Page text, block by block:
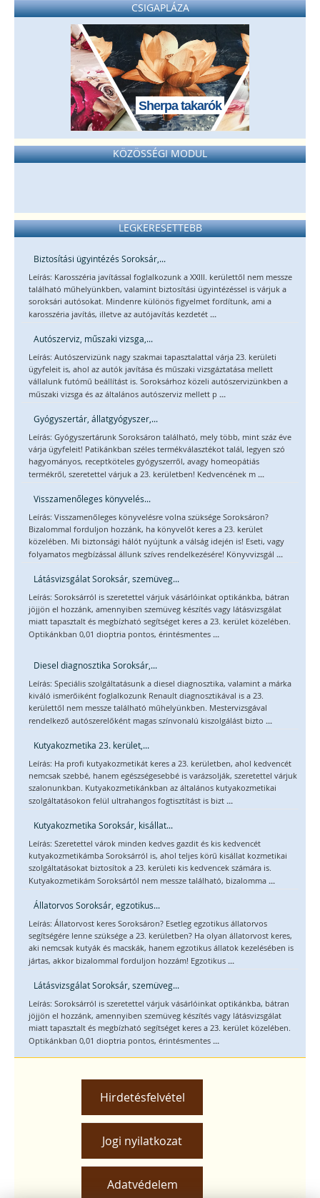
CSIGAPLÁZA
Sherpa takarók
KÖZÖSSÉGI MODUL
LEGKERESETTEBB
Biztosítási ügyintézés Soroksár,...
Leírás: Karosszéria javítással foglalkozunk a XXIII. kerülettől nem messze
található műhelyünkben, valamint biztosítási ügyintézéssel is várjuk a
soroksári autósokat. Mindenre különös figyelmet fordítunk, ami a
karosszéria javítás, illetve az autójavítás kezdetét ...
Autószerviz, műszaki vizsga,...
Leírás: Autószervizünk nagy szakmai tapasztalattal várja 23. kerületi
ügyfeleit is, ahol az autók javítása és műszaki vizsgáztatása mellett
vállalunk futómű beállítást is. Soroksárhoz közeli autószervizünkben a
műszaki vizsga és az általános autószerviz mellett p ...
Gyógyszertár, állatgyógyszer,...
Leírás: Gyógyszertárunk Soroksáron található, mely több, mint száz éve
várja ügyfeleit! Patikánkban széles termékválasztékot talál, legyen szó
hagyományos, receptköteles gyógyszerről, avagy homeopátiás
termékről, szeretettel várjuk a 23. kerületben! Kedvencének m ...
Visszamenőleges könyvelés...
Leírás: Visszamenőleges könyvelésre volna szüksége Soroksáron?
Bizalommal forduljon hozzánk, ha könyvelőt keres a 23. kerület
közelében. Mi biztonsági hálót nyújtunk a válság idején is! Eseti, vagy
folyamatos megbízással állunk szíves rendelkezésére! Könyvvizsgál ...
Látásvizsgálat Soroksár, szemüveg...
Leírás: Soroksárról is szeretettel várjuk vásárlóinkat optikánkba, bátran
jöjjön el hozzánk, amennyiben szemüveg készítés vagy látásvizsgálat
miatt tapasztalt és megbízható segítséget keres a 23. kerület közelében.
Optikánkban 0,01 dioptria pontos, érintésmentes ...
Diesel diagnosztika Soroksár,...
Leírás: Speciális szolgáltatásunk a diesel diagnosztika, valamint a márka
kiváló ismerőiként foglalkozunk Renault diagnosztikával is a 23.
kerülettől nem messze található műhelyünkben. Mestervizsgával
rendelkező autószerelőként magas színvonalú kiszolgálást bizto ...
Kutyakozmetika 23. kerület,...
Leírás: Ha profi kutyakozmetikát keres a 23. kerületben, ahol kedvencét
nemcsak szebbé, hanem egészségesebbé is varázsolják, szeretettel várjuk
szalonunkban. Kutyakozmetikánkban az általános kutyakozmetikai
szolgáltatásokon felül ultrahangos fogtisztítást is bizt ...
Kutyakozmetika Soroksár, kisállat...
Leírás: Szeretettel várok minden kedves gazdit és kis kedvencét
kutyakozmetikámba Soroksárról is, ahol teljes körű kisállat kozmetikai
szolgáltatásokat biztosítok a 23. kerületi kis kedvencek számára is.
Kutyakozmetikám Soroksártól nem messze található, bizalomma ...
Állatorvos Soroksár, egzotikus...
Leírás: Állatorvost keres Soroksáron? Esetleg egzotikus állatorvos
segítségére lenne szüksége a 23. kerületben? Ha olyan állatorvost keres,
aki nemcsak kutyák és macskák, hanem egzotikus állatok kezelésében is
jártas, akkor bizalommal forduljon hozzám! Egzotikus ...
Látásvizsgálat Soroksár, szemüveg...
Leírás: Soroksárról is szeretettel várjuk vásárlóinkat optikánkba, bátran
jöjjön el hozzánk, amennyiben szemüveg készítés vagy látásvizsgálat
miatt tapasztalt és megbízható segítséget keres a 23. kerület közelében.
Optikánkban 0,01 dioptria pontos, érintésmentes ...
Hirdetésfelvétel
Jogi nyilatkozat
Adatvédelem